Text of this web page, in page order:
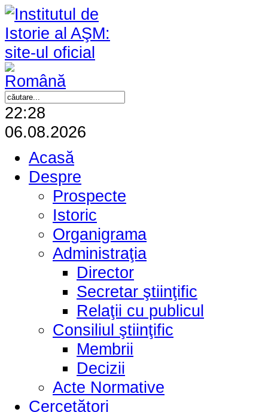
22:28
06.08.2026
Acasă
Despre
Prospecte
Istoric
Organigrama
Administraţia
Director
Secretar ştiinţific
Relaţii cu publicul
Consiliul ştiinţific
Membrii
Decizii
Acte Normative
Cercetători